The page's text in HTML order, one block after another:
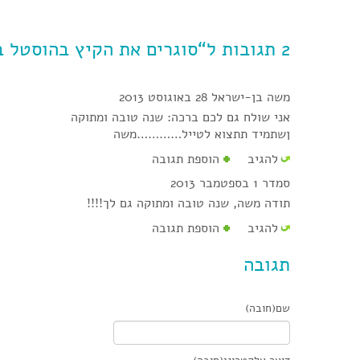
2 תגובות ל“סוגרים את הקיץ בהוסטל בית אסתר”
משה בן-ישראל 28 באוגוסט 2013
אני שולח גם לכם ברכה: שנה טובה ומתוקה
ןשתמיד תתצוא לטייל…………משה
להגיב
הוספת תגובה
סמדר 1 בספטמבר 2013
תודה משה, שנה טובה ומתוקה גם לך!!!!
להגיב
הוספת תגובה
תגובה
שם(חובה)